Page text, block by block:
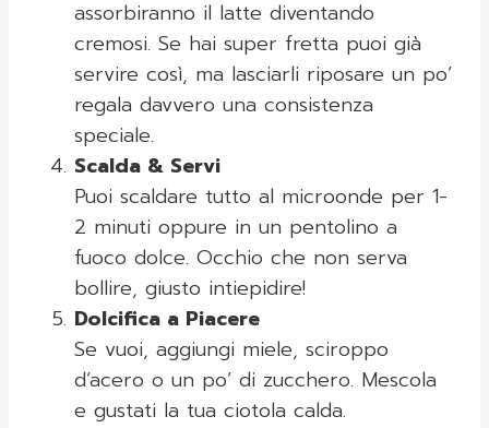
assorbiranno il latte diventando
cremosi. Se hai super fretta puoi già
servire così, ma lasciarli riposare un po’
regala davvero una consistenza
speciale.
Scalda & Servi
Puoi scaldare tutto al microonde per 1-
2 minuti oppure in un pentolino a
fuoco dolce. Occhio che non serva
bollire, giusto intiepidire!
Dolcifica a Piacere
Se vuoi, aggiungi miele, sciroppo
d’acero o un po’ di zucchero. Mescola
e gustati la tua ciotola calda.